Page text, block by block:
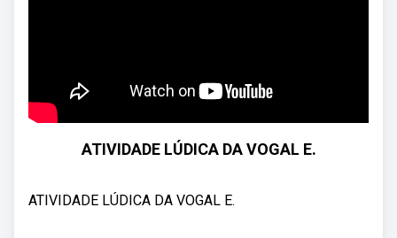
ATIVIDADE LÚDICA DA VOGAL E.
ATIVIDADE LÚDICA DA VOGAL E.